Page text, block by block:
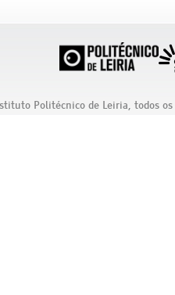
Politécnico de Leiria, todos os